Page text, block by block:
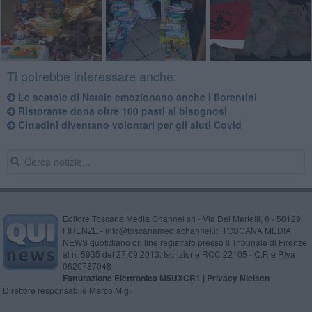
Ti potrebbe interessare anche:
Le scatole di Natale emozionano anche i fiorentini
Ristorante dona oltre 100 pasti ai bisognosi
Cittadini diventano volontari per gli aiuti Covid
Editore Toscana Media Channel srl - Via Dei Martelli, 8 - 50129
FIRENZE - info@toscanamediachannel.it. TOSCANA MEDIA
NEWS quotidiano on line registrato presso il Tribunale di Firenze
al n. 5935 del 27.09.2013. Iscrizione ROC 22105 - C.F. e P.Iva
0620787048
Fatturazione Elettronica M5UXCR1 | Privacy Nielsen
Direttore responsabile Marco Migli